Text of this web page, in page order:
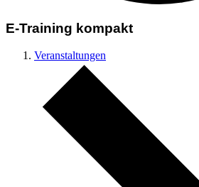
E-Training kompakt
Veranstaltungen